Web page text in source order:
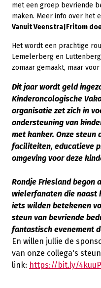
met een groep bevriende
maken. Meer info over het
Vanuit Veenstra|Fritom
Het wordt een prachtige
Lemelerberg en
zomaar gemaakt, maar
Dit jaar wordt geld
Kinderoncologische
organisatie zet zich in
ondersteuning van
met kanker. Onze steun
faciliteiten, educatieve
omgeving voor deze
Rondje Friesland begon
wielerfanaten die naast
iets wilden betekenen
steun van bevriende
fantastisch evenement
En willen jullie de
van onze collega's
link: https://bit.ly/